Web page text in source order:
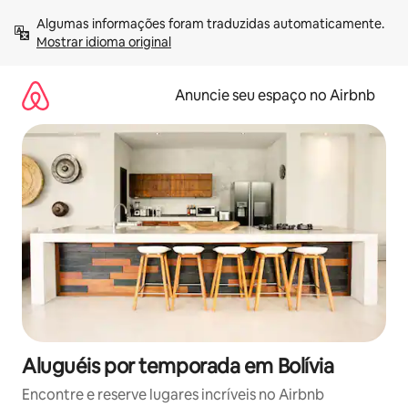
para
Mostrar idioma original
Anuncie seu espaço no Airbnb
Aluguéis por temporada em Bolívia
Encontre e reserve lugares incríveis no Airbnb